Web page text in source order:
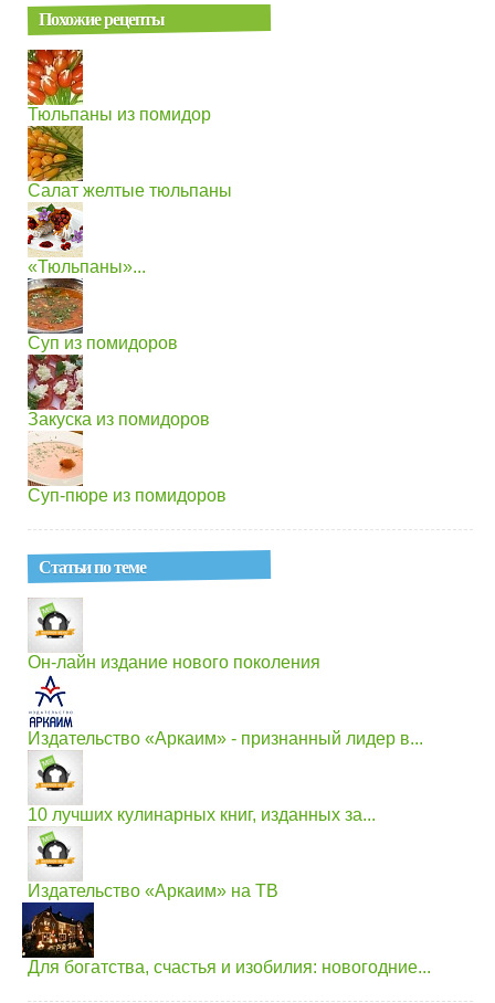
Похожие рецепты
Тюльпаны из помидор
Салат желтые тюльпаны
«Тюльпаны»...
Суп из помидоров
Закуска из помидоров
Суп-пюре из помидоров
Статьи по теме
Он-лайн издание нового поколения
Издательство «Аркаим» - признанный лидер в...
10 лучших кулинарных книг, изданных за...
Издательство «Аркаим» на ТВ
Для богатства, счастья и изобилия: новогодние...